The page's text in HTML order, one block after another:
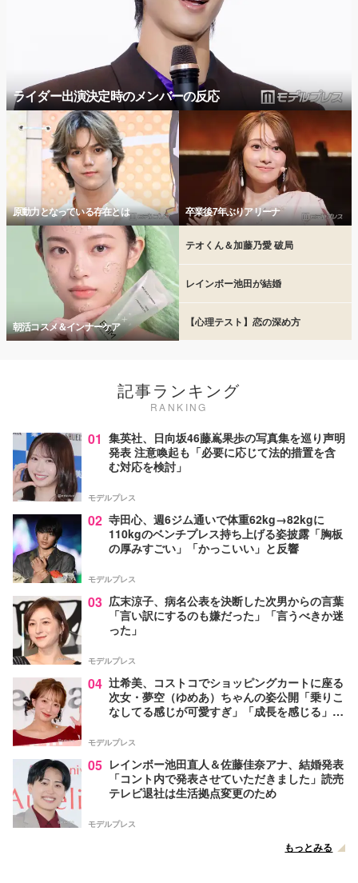
ライダー出演決定時のメンバーの反応
原動力となっている存在とは 卒業後7年ぶりアリーナ
朝活コスメ＆インナーケア
テオくん＆加藤乃愛 破局
レインボー池田が結婚
【心理テスト】恋の深め方
記事ランキング
RANKING
01 集英社、日向坂46藤嶌果歩の写真集を巡り声明
発表 注意喚起も「必要に応じて法的措置を含
む対応を検討」
モデルプレス
02 寺田心、週6ジム通いで体重62kg→82kgに
110kgのベンチプレス持ち上げる姿披露「胸板
の厚みすごい」「かっこいい」と反響
モデルプレス
03 広末涼子、病名公表を決断した次男からの言葉
「言い訳にするのも嫌だった」「言うべきか迷
った」
モデルプレス
04 辻希美、コストコでショッピングカートに座る
次女・夢空（ゆめあ）ちゃんの姿公開「乗りこ
なしてる感じが可愛すぎ」「成長を感じる」の
モデルプレス
05 レインボー池田直人＆佐藤佳奈アナ、結婚発表
「コント内で発表させていただきました」読売
テレビ退社は生活拠点変更のため
モデルプレス
もっとみる